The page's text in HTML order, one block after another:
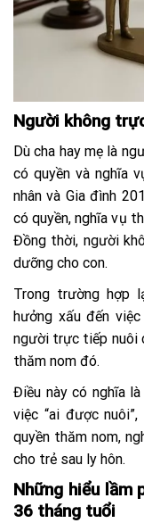
Người không
Dù cha hay mẹ là
có quyền và nghĩa
nhân và Gia đình
có quyền, nghĩa vụ
Đồng thời, người
dưỡng cho con.
Trong trường hợp
hưởng xấu đến
người trực tiếp nuôi
thăm nom đó.
Điều này có nghĩa
việc “ai được
quyền thăm nom,
cho trẻ sau ly hôn.
Những hiểu lầm
36 tháng tuổi